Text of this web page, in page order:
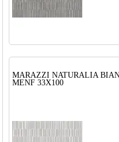
MARAZZI NATURALIA
MENF 33X100